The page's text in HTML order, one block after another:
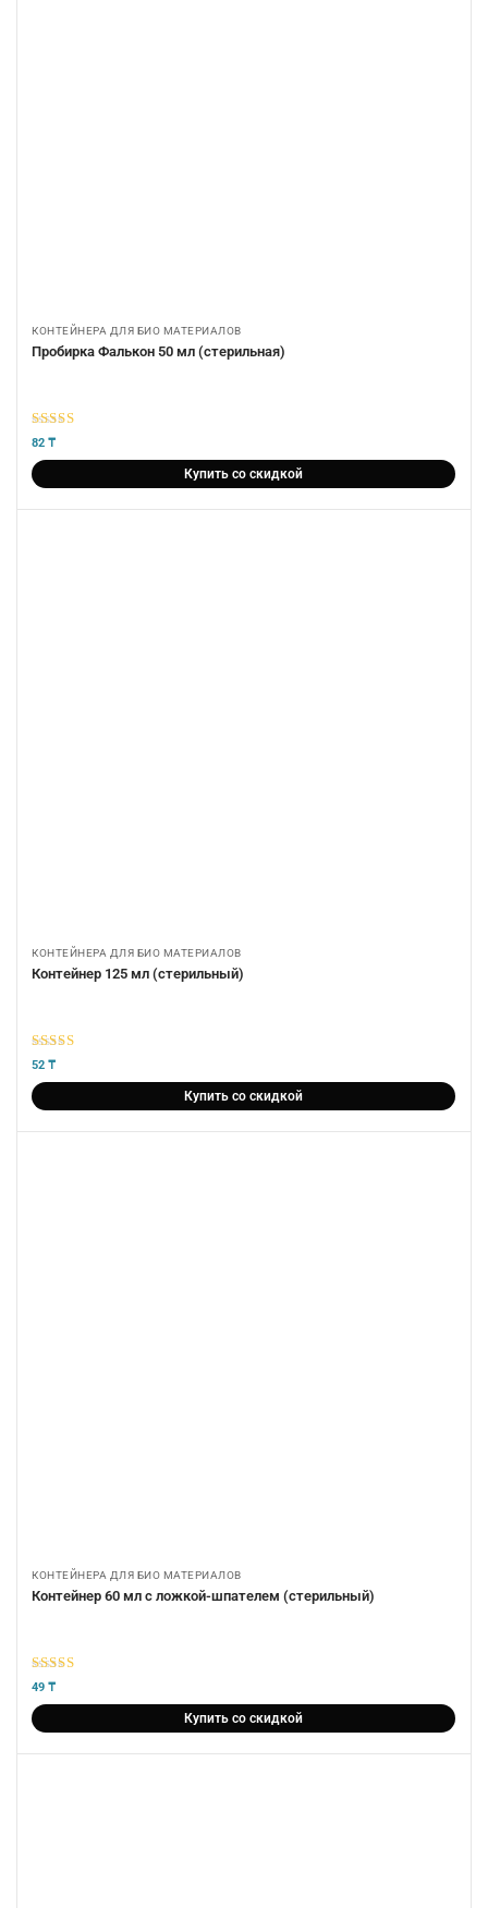
КОНТЕЙНЕРА ДЛЯ БИО МАТЕРИАЛОВ
Пробирка Фалькон 50 мл (стерильная)
5из 5
82 ₸
Купить со скидкой
КОНТЕЙНЕРА ДЛЯ БИО МАТЕРИАЛОВ
Контейнер 125 мл (стерильный)
5из 5
52 ₸
Купить со скидкой
КОНТЕЙНЕРА ДЛЯ БИО МАТЕРИАЛОВ
Контейнер 60 мл с ложкой-шпателем (стерильный)
5из 5
49 ₸
Купить со скидкой